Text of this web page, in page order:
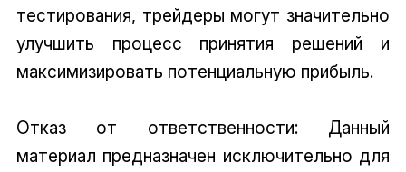
тестирования, трейдеры могут значительно
улучшить процесс принятия решений и
максимизировать потенциальную прибыль.
Отказ от ответственности: Данный
материал предназначен исключительно для